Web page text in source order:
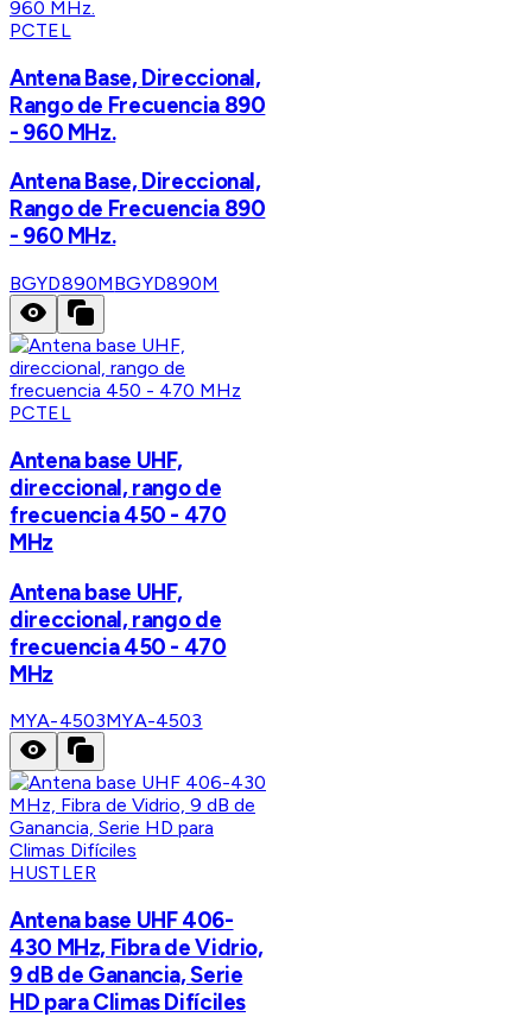
PCTEL
Antena Base, Direccional,
Rango de Frecuencia 890
- 960 MHz.
Antena Base, Direccional,
Rango de Frecuencia 890
- 960 MHz.
BGYD890MBGYD890M
PCTEL
Antena base UHF,
direccional, rango de
frecuencia 450 - 470
MHz
Antena base UHF,
direccional, rango de
frecuencia 450 - 470
MHz
MYA-4503MYA-4503
HUSTLER
Antena base UHF 406-
430 MHz, Fibra de Vidrio,
9 dB de Ganancia, Serie
HD para Climas Difíciles